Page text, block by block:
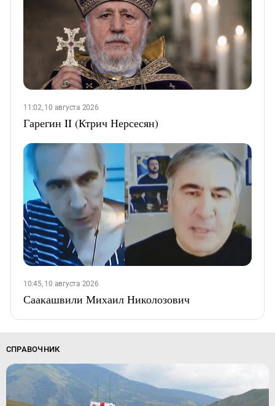
11:02, 10 августа 2026
Гарегин II (Ктрич Нерсесян)
10:45, 10 августа 2026
Саакашвили Михаил Николозович
СПРАВОЧНИК